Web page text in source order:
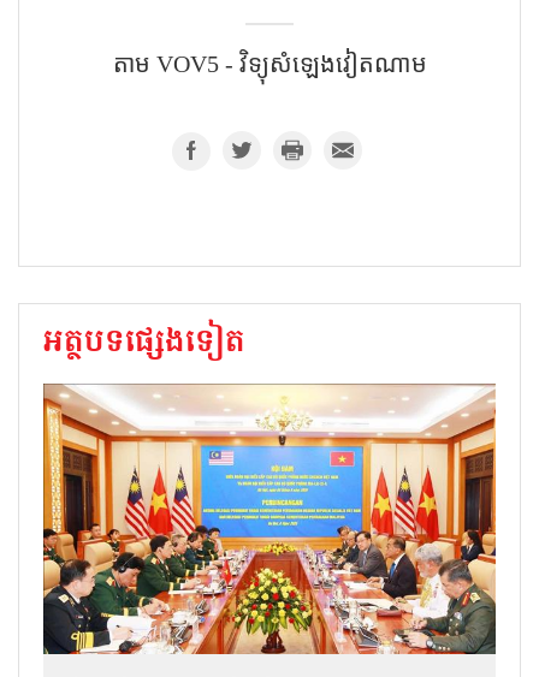
តាម VOV5 - វិទ្យុសំឡេង​វៀតណាម
អត្ថបទផ្សេងទៀត